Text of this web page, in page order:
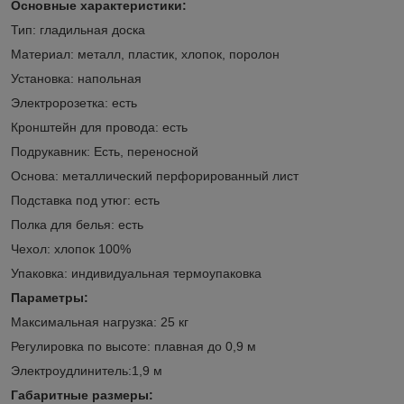
Основные характеристики:
Тип: гладильная доска
Материал: металл, пластик, хлопок, поролон
Установка: напольная
Электророзетка: есть
Кронштейн для провода: есть
Подрукавник: Есть, переносной
Основа: металлический перфорированный лист
Подставка под утюг: есть
Полка для белья: есть
Чехол: хлопок 100%
Упаковка: индивидуальная термоупаковка
Параметры:
Максимальная нагрузка: 25 кг
Регулировка по высоте: плавная до 0,9 м
Электроудлинитель:1,9 м
Габаритные размеры: